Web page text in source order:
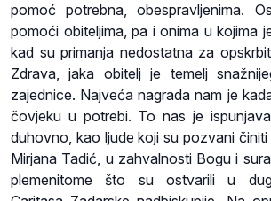
pomoć potrebna, obespravljenima.
pomoći obiteljima, pa i onima u kojima
kad su primanja nedostatna za
Zdrava, jaka obitelj je temelj
zajednice. Najveća nagrada nam je
čovjeku u potrebi. To nas je
duhovno, kao ljude koji su pozvani činiti
Mirjana Tadić, u zahvalnosti Bogu i
plemenitome što su ostvarili u